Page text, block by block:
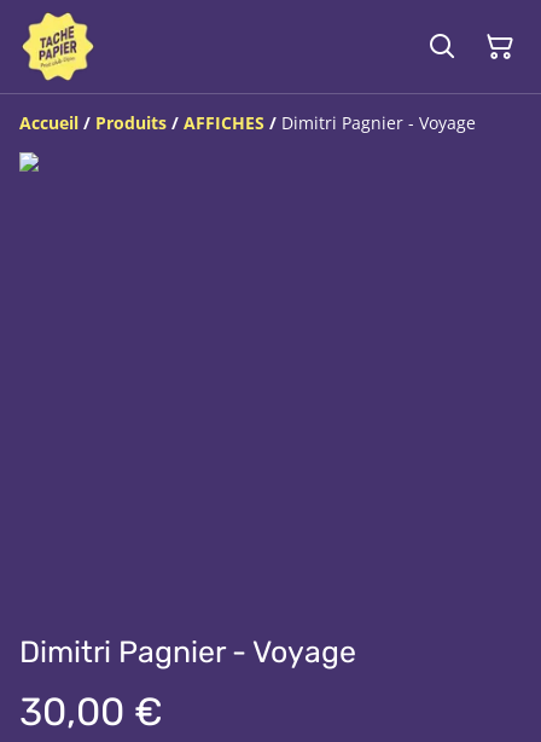
Accueil / Produits / AFFICHES / Dimitri Pagnier - Voyage
Dimitri Pagnier - Voyage
30,00 €